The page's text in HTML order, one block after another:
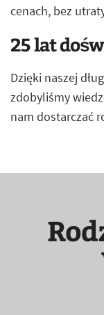
cenach, bez
25 lat
Dzięki naszej
zdobyliśmy
nam dostarczać